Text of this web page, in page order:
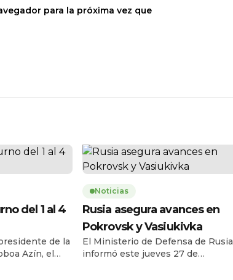
para la próxima vez que
del 1 al 4
de la
Azín, el
Noticias
Rusia asegura avances en
Pokrovsk y Vasiukivka
El Ministerio de Defensa de Rusia
informó este jueves 27 de